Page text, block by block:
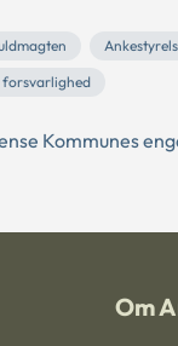
Kommunes
Om